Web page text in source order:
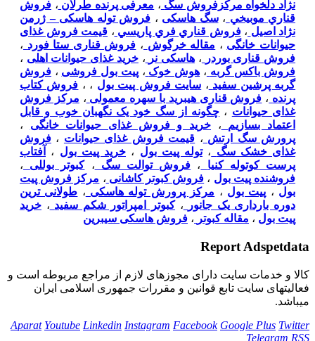
نژاد دلخواه مرکزفروش سگ ، معرفی پرنده طرلان ، فروش
قناري موبيخي ،سگ هاسکی ، فروش توله هاسکی – ژرمن
نژاد اصیل ،فروش قناري فري پاريسي ، قیمت فروش غذای
حیوانات خانگی ، مقاله خرگوش ، فروش قناری ستا فورد ،
فروش قناری بوردر
، هاسکی نر ،خرید غذای حیوانات اهلی ،
فروش باکس گربه ، هوش خوک ،پیت بول فروشی ، فروش
گربه پرشین سفید ، سایت فروش پیت بول ، ، فروش کتاب
پرنده ، فروش قناری هیبرید با سهره معمولی ، مرکز فروش
غذای حیوانات ، چگونه از سگ خود یک نگهبان خوب و قابل
اعتماد بسازیم
، خرید و فروش غذای حیوانات خانگی ،
پرورش سگ ارتش ، قیمت فروش غذای حیوانات ، فروش
غذای خشک سگ ،توله پیت بول ، خرید پیت بول ،
آفتاب
پرست کوتوله کنیا
، فروش توالت سگ ،کبوتر بوللی
،
فروشنده پیت بول ، فروش کبوتر کاشانی ، مرکز فروش پیت
بول ، پیت بول ، مرکز پرورش توله هاسکی ، طولانی ترین
دوره بارداری یک جانور
،کبوتر امپراتور شکم سفید ، خرید
پیت بول ، مقاله کبوتر ، فروش هاسکی سیبرین
Report Adspetdata
كالا و خدمات سایت دارای مجوزهای لازم از مراجع مربوطه است و
فعاليتهای سايت تابع قوانين و مقررات جمهوری اسلامی ايران
میباشد.
Aparat Youtube Linkedin Instagram Facebook Google Plus Twitter
Telegram RSS